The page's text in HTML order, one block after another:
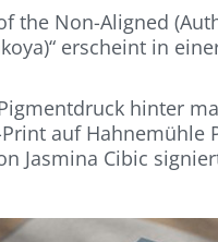
the Non-Aligned
erscheint in
hinter
auf Hahnemühle
Jasmina Cibic